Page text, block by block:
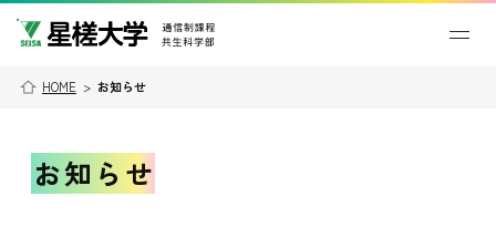
HOME > お知らせ
お知らせ